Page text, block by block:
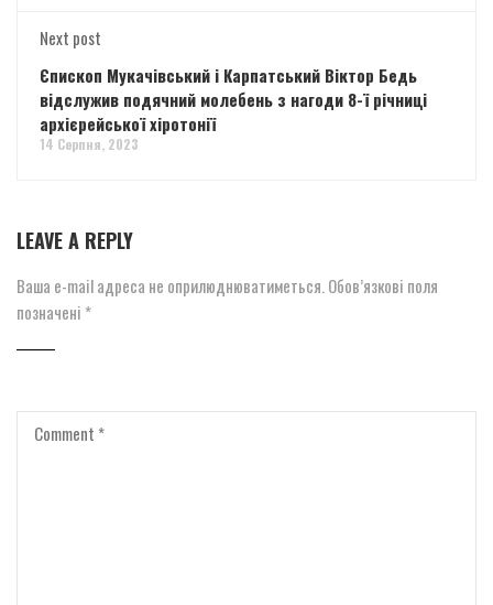
Next post
Єпископ Мукачівський і Карпатський Віктор Бедь
відслужив подячний молебень з нагоди 8-ї річниці
архієрейської хіротонії
14 Серпня, 2023
LEAVE A REPLY
Ваша e-mail адреса не оприлюднюватиметься.Обов’язкові поля
позначені *